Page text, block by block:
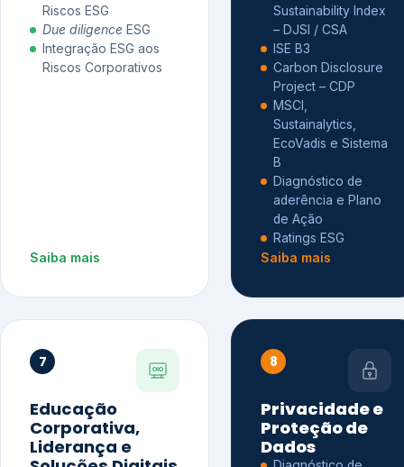
Riscos ESG
Due diligence ESG
Integração ESG aos
Riscos Corporativos
Saiba mais
Sustainability Index
– DJSI / CSA
ISE B3
Carbon Disclosure
Project – CDP
MSCI,
Sustainalytics,
EcoVadis e Sistema
B
Diagnóstico de
aderência e Plano
de Ação
Ratings ESG
Saiba mais
7
Educação
Corporativa,
Liderança e
8
Privacidade e
Proteção de
Dados